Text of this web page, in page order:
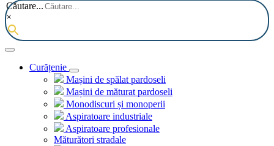
Căutare...
×
Curățenie
Mașini de spălat pardoseli
Mașini de măturat pardoseli
Monodiscuri și monoperii
Aspiratoare industriale
Aspiratoare profesionale
Măturători stradale